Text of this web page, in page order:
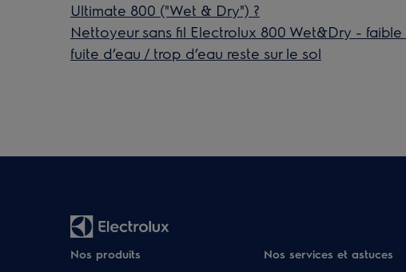
Ultimate 800 ("Wet & Dry") ?
Nettoyeur sans fil Electrolux 800 Wet&Dry - faible
fuite d’eau / trop d’eau reste sur le sol
Nos produits Nos services et astuces